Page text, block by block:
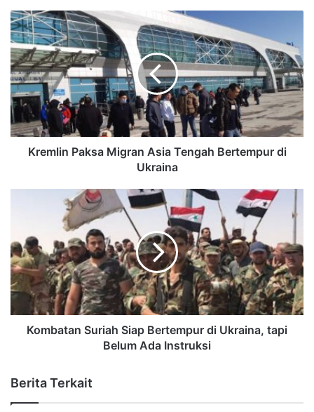
Kremlin Paksa Migran Asia Tengah Bertempur di
Ukraina
Kombatan Suriah Siap Bertempur di Ukraina, tapi
Belum Ada Instruksi
Berita Terkait